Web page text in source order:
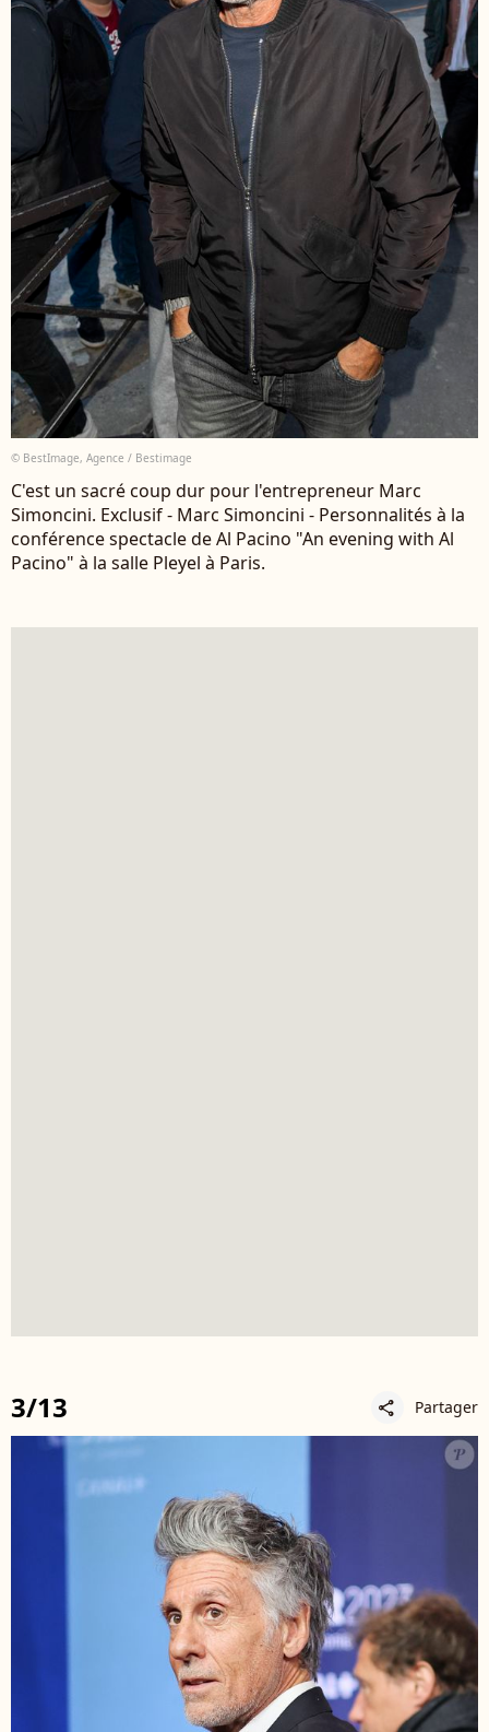
© BestImage, Agence / Bestimage
C'est un sacré coup dur pour l'entrepreneur Marc
Simoncini. Exclusif - Marc Simoncini - Personnalités à la
conférence spectacle de Al Pacino "An evening with Al
Pacino" à la salle Pleyel à Paris.
3/13 share Partager